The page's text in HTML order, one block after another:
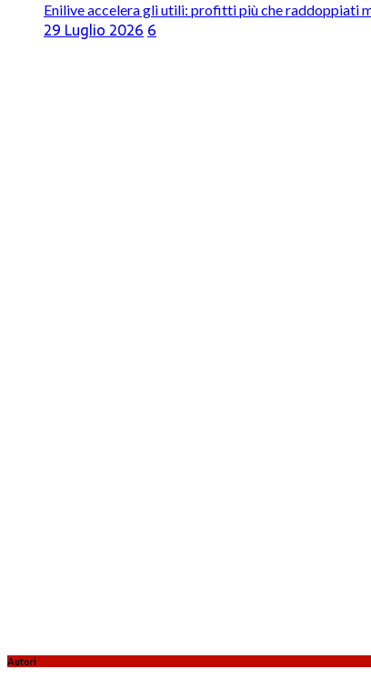
Enilive accelera gli utili: profitti più che raddoppiati
29 Luglio 20266
Autori